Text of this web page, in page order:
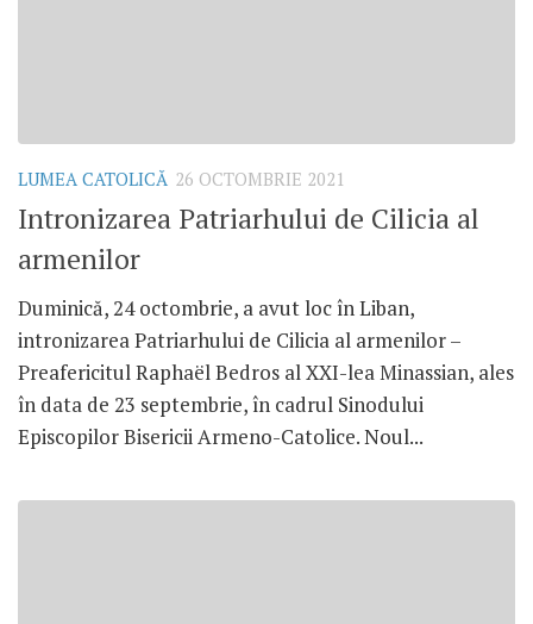
LUMEA CATOLICĂ 26 OCTOMBRIE 2021
Intronizarea Patriarhului de Cilicia al
armenilor
Duminică, 24 octombrie, a avut loc în Liban,
intronizarea Patriarhului de Cilicia al armenilor –
Preafericitul Raphaël Bedros al XXI-lea Minassian, ales
în data de 23 septembrie, în cadrul Sinodului
Episcopilor Bisericii Armeno-Catolice. Noul...